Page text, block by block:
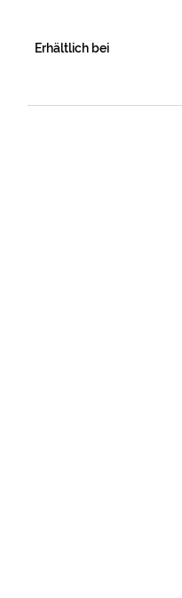
Erhältlich bei